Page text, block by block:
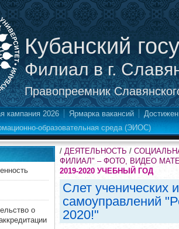
Кубанский
Филиал в г.
Правопреемник
кампания 2026 Ярмарка вакансий
образовательная среда (ЭИОС)
о
/ ДЕЯТЕЛЬНОСТЬ /
ФИЛИАЛ" – ФОТО, ВИДЕО
2019-2020 УЧЕБНЫЙ ГОД
Слет ученических
самоуправлений
2020!"